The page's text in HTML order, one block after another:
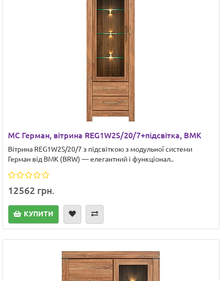
МС Герман, вітрина REG1W2S/20/7+підсвітка, ВМК
Вітрина REG1W2S/20/7 з підсвіткою з модульної системи
Герман від ВМК (BRW) — елегантний і функціонал..
12562 грн.
КУПИТИ